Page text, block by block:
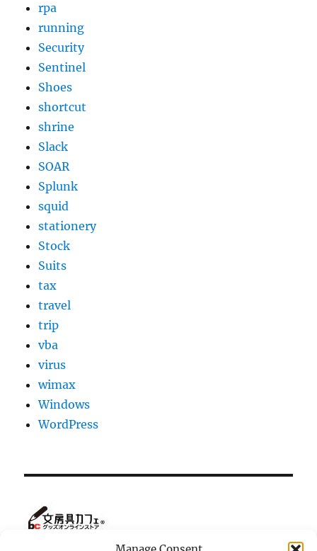
rpa
running
Security
Sentinel
Shoes
shortcut
shrine
Slack
SOAR
Splunk
squid
stationery
Stock
Suits
tax
travel
trip
vba
virus
wimax
Windows
WordPress